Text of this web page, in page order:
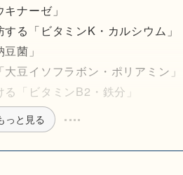
ナーゼ」
る「ビタミンK・カルシウム」
菌」
豆イソフラボン・ポリアミン」
「ビタミンB2・鉄分」
っと見る